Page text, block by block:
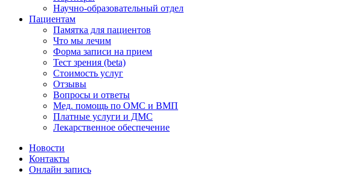
Научно-образовательный отдел
Пациентам
Памятка для пациентов
Что мы лечим
Форма записи на прием
Тест зрения (beta)
Стоимость услуг
Отзывы
Вопросы и ответы
Мед. помощь по ОМС и ВМП
Платные услуги и ДМС
Лекарственное обеспечение
Новости
Контакты
Онлайн запись